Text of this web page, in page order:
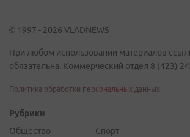
© 1997 - 2026 VLADNEWS
При любом использовании материалов
обязательна. Коммерческий отдел 8 (423)
Политика обработки персональных данных
Рубрики
Общество
Спорт